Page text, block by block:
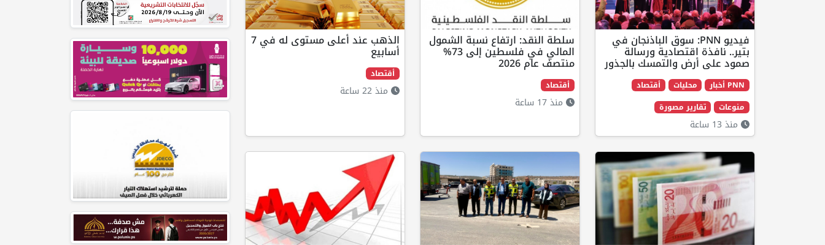
فيديو PNN: سوق الباذنجان في
بتير.. نافذة اقتصادية ورسالة
صمود على أرض والتمسك بالجذور
PNN أخبار محليات
أقتصاد
منوعات
تقارير مصورة
منذ 13 ساعة
سلطة النقد: ارتفاع نسبة الشمول
المالي في فلسطين إلى 73%
منتصف عام 2026
أقتصاد
منذ 17 ساعة
الذهب عند أعلى مستوى له في 7
أسابيع
أقتصاد
منذ 22 ساعة